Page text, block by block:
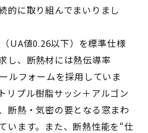
的に取り組んでまいりまし
UA値0.26以下）を標準仕様
し、断熱材には熱伝導率
ルフォームを採用していま
リプル樹脂サッシ＋アルゴン
断熱・気密の要となる窓まわ
います。また、断熱性能を“仕